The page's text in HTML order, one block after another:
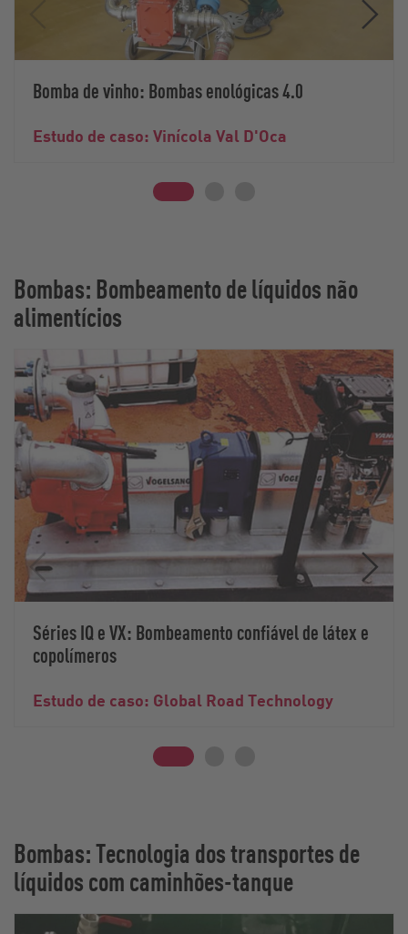
Bomba de vinho: Bombas enológicas 4.0
Estudo de caso: Vinícola Val D'Oca
Bombas: Bombeamento de líquidos não
alimentícios
Séries IQ e VX: Bombeamento confiável de látex e
copolímeros
Estudo de caso: Global Road Technology
Bombas: Tecnologia dos transportes de
líquidos com caminhões-tanque